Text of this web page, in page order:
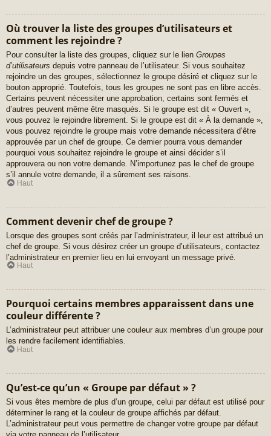
Où trouver la liste des groupes d’utilisateurs et
comment les rejoindre ?
Pour consulter la liste des groupes, cliquez sur le lien Groupes
d’utilisateurs depuis votre panneau de l’utilisateur. Si vous souhaitez
rejoindre un des groupes, sélectionnez le groupe désiré et cliquez sur le
bouton approprié. Toutefois, tous les groupes ne sont pas en libre accès.
Certains peuvent nécessiter une approbation, certains sont fermés et
d’autres peuvent même être masqués. Si le groupe est dit « Ouvert »,
vous pouvez le rejoindre librement. Si le groupe est dit « À la demande »,
vous pouvez rejoindre le groupe mais votre demande nécessitera d’être
approuvée par un chef de groupe. Ce dernier pourra vous demander
pourquoi vous souhaitez rejoindre le groupe et ainsi décider s’il
approuvera ou non votre demande. N’importunez pas le chef de groupe
s’il annule votre demande, il a sûrement ses raisons.
Haut
Comment devenir chef de groupe ?
Lorsque des groupes sont créés par l’administrateur, il leur est attribué un
chef de groupe. Si vous désirez créer un groupe d’utilisateurs, contactez
l’administrateur en premier lieu en lui envoyant un message privé.
Haut
Pourquoi certains membres apparaissent dans une
couleur différente ?
L’administrateur peut attribuer une couleur aux membres d’un groupe pour
les rendre facilement identifiables.
Haut
Qu’est-ce qu’un « Groupe par défaut » ?
Si vous êtes membre de plus d’un groupe, celui par défaut est utilisé pour
déterminer le rang et la couleur de groupe affichés par défaut.
L’administrateur peut vous permettre de changer votre groupe par défaut